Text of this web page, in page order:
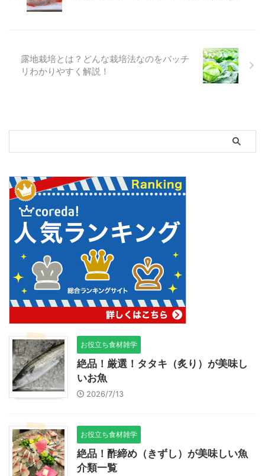
露地栽培とは？どんな栽培法なのをバッチ
リわかりやすく解説！
お役立ち食材雑学
絶品！厳選！タタキ（炙り）が美味し
いお魚
2026/7/13
お役立ち食材雑学
絶品！酢締め（きずし）が美味しい魚
介類一覧